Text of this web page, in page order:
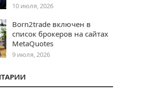
10 июля, 2026
Born2trade включен в
список брокеров на сайтах
MetaQuotes
9 июля, 2026